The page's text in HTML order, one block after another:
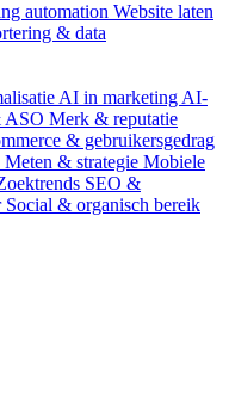
automation Website laten
& data
AI in marketing AI-
ASO Merk & reputatie
& gebruikersgedrag
Meten & strategie Mobiele
SEO &
Social & organisch bereik